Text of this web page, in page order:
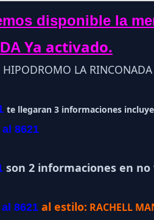
disponible la
Ya activado.
te llegaran 3 informaciones
8621
son 2 informaciones en no
8621 al estilo: RACHELL